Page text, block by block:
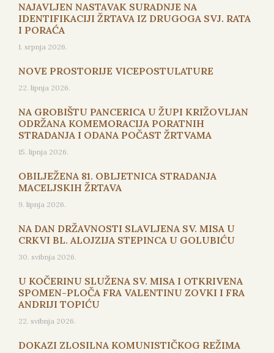
NAJAVLJEN NASTAVAK SURADNJE NA
IDENTIFIKACIJI ŽRTAVA IZ DRUGOGA SVJ. RATA
I PORAĆA
1. srpnja 2026.
NOVE PROSTORIJE VICEPOSTULATURE
22. lipnja 2026.
NA GROBIŠTU PANCERICA U ŽUPI KRIŽOVLJAN
ODRŽANA KOMEMORACIJA PORATNIH
STRADANJA I ODANA POČAST ŽRTVAMA
15. lipnja 2026.
OBILJEŽENA 81. OBLJETNICA STRADANJA
MACELJSKIH ŽRTAVA
9. lipnja 2026.
NA DAN DRŽAVNOSTI SLAVLJENA SV. MISA U
CRKVI BL. ALOJZIJA STEPINCA U GOLUBIĆU
30. svibnja 2026.
U KOČERINU SLUŽENA SV. MISA I OTKRIVENA
SPOMEN-PLOČA FRA VALENTINU ZOVKI I FRA
ANDRIJI TOPIĆU
22. svibnja 2026.
DOKAZI ZLOSILNA KOMUNISTIČKOG REŽIMA